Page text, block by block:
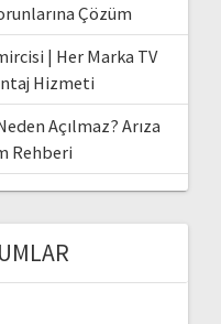
Çözüm
| Her Marka TV
Hizmeti
Açılmaz? Arıza
Rehberi